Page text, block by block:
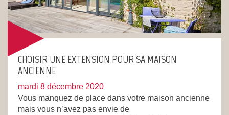
CHOISIR UNE EXTENSION POUR SA MAISON
ANCIENNE
mardi 8 décembre 2020
Vous manquez de place dans votre maison ancienne
mais vous n’avez pas envie de